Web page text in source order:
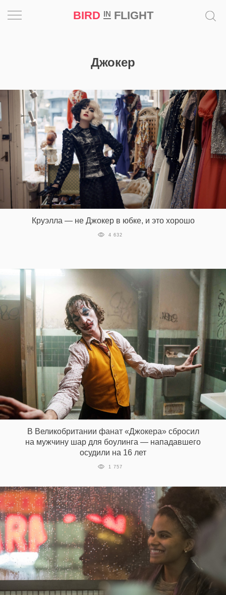
BIRD INFLIGHT
EN
UA
Джокер
Круэлла — не Джокер в юбке, и это хорошо
4 632
В Великобритании фанат «Джокера» сбросил
на мужчину шар для боулинга — нападавшего
осудили на 16 лет
1 757